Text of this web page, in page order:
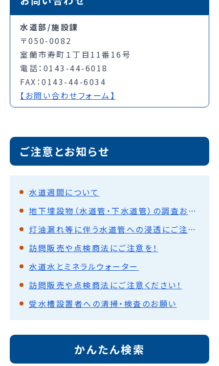
水道部/施設課
〒050-0082
室蘭市寿町１丁目11番16号
電話：0143-44-6018
FAX：0143-44-6034
【お問い合わせフォーム】
ご注意とお知らせ
水道週間について
地下埋設物（水道管・下水道管）の調査および、給水装置台帳・排水設備台帳の閲覧・複写について
灯油漏れ等に伴う水道管への浸透にご注意を
訪問販売や点検商法にご注意を！
水道水とミネラルウォーター
訪問販売や点検商法にご注意ください！
受水槽設置者への清掃・検査のお願い
かんたん検索